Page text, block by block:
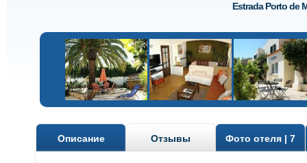
Estrada Porto de
Описание Отзывы Фото отеля | 7